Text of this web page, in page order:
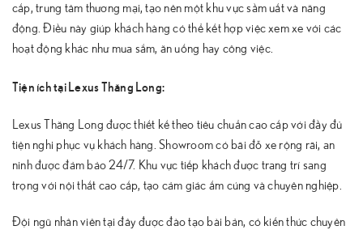
cấp, trung tâm thương mại, tạo nên một khu vực sầm uất và năng
động. Điều này giúp khách hàng có thể kết hợp việc xem xe với các
hoạt động khác như mua sắm, ăn uống hay công việc.
Tiện ích tại Lexus Thăng Long:
Lexus Thăng Long được thiết kế theo tiêu chuẩn cao cấp với đầy đủ
tiện nghi phục vụ khách hàng. Showroom có bãi đỗ xe rộng rãi, an
ninh được đảm bảo 24/7. Khu vực tiếp khách được trang trí sang
trọng với nội thất cao cấp, tạo cảm giác ấm cúng và chuyên nghiệp.
Đội ngũ nhân viên tại đây được đào tạo bài bản, có kiến thức chuyên